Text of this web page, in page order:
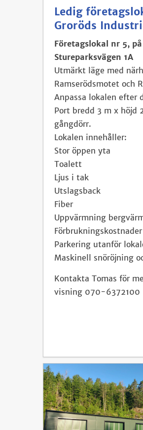
Ledig
Groröds
Företagslokal nr 5,
Stureparksvägen 1A
Utmärkt läge med
Ramserödsmotet och
Anpassa lokalen efter
Port bredd 3 m x höjd
gångdörr.
Lokalen innehåller:
Stor öppen yta
Toalett
Ljus i tak
Utslagsback
Fiber
Uppvärmning
Parkering utanför
Maskinell snöröjning
Kontakta Tomas för
visning 070-6372100